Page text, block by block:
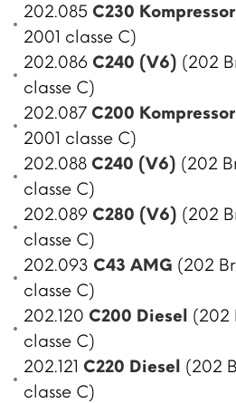
202.085 C230 Kompressor
2001 classe C)
202.086 C240 (V6) (202
classe C)
202.087 C200 Kompressor
2001 classe C)
202.088 C240 (V6) (202
classe C)
202.089 C280 (V6) (202
classe C)
202.093 C43 AMG (202
classe C)
202.120 C200 Diesel (202
classe C)
202.121 C220 Diesel (202
classe C)